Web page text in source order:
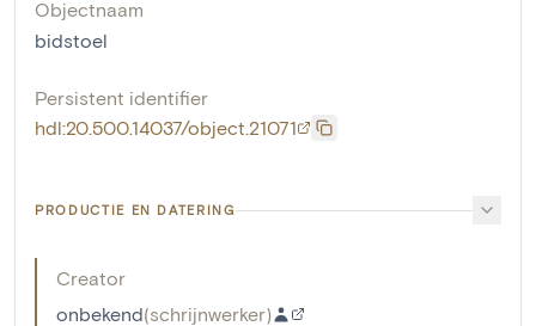
Objectnaam
bidstoel
Persistent identifier
hdl:20.500.14037/object.21071
PRODUCTIE EN DATERING
Creator
onbekend(schrijnwerker)